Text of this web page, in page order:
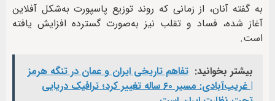
به گفته آنان، از زمانی که روند توزیع پاسپورت به‌‌شکل آفلاین
آغاز شده، فساد و تقلب نیز به‌‌صورت گسترده افزایش یافته
است.
بیشتر بخوانید: تفاهم تاریخی ایران و عمان در تنگه هرمز
| غریب‌آبادی: مسیر ۶۰ ساله تغییر کرد؛ ترافیک دریایی